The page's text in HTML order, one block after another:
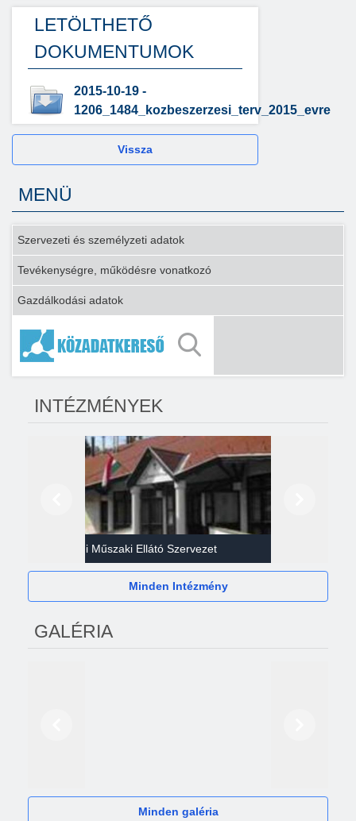
LETÖLTHETŐ
DOKUMENTUMOK
2015-10-19 -
1206_1484_kozbeszerzesi_terv_2015_evre
Vissza
MENÜ
Szervezeti és személyzeti adatok
Tevékenységre, működésre vonatkozó
Gazdálkodási adatok
INTÉZMÉNYEK
Gazdasági Műszaki Ellátó Szervezet
Minden Intézmény
GALÉRIA
Minden galéria